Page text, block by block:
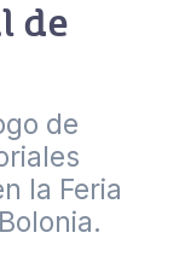
de
de
la Feria